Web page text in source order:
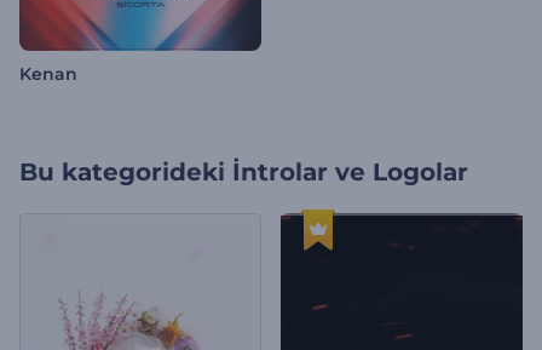
Kenan
Bu kategorideki İntrolar ve Logolar